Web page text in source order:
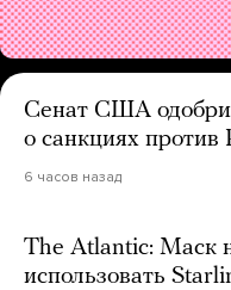
Сенат США
о санкциях против
6 часов назад
The Atlantic: Маск
использовать